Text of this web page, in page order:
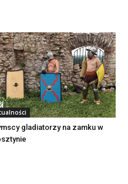
gladiatorzy na zamku w